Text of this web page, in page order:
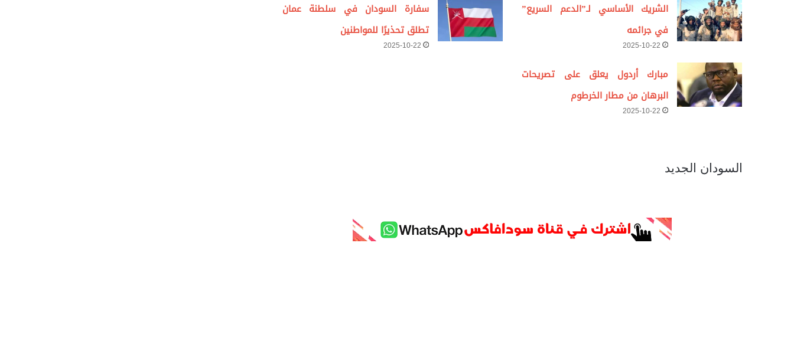
الشريك الأساسي لـ”الدعم السريع”
في جرائمه
2025-10-22
سفارة السودان في سلطنة عمان
تطلق تحذيرًا للمواطنين
2025-10-22
مبارك أردول يعلق على تصريحات
البرهان من مطار الخرطوم
2025-10-22
السودان الجديد